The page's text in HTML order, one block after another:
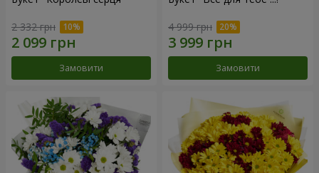
2 332 грн
Замовити
4 999 грн
Замовити